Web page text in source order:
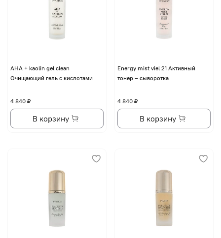
AHA + kaolin gel clean
Очищающий гель с кислотами
4 840 ₽
В корзину
Energy mist viel 21 Активный
тонер – сыворотка
4 840 ₽
В корзину